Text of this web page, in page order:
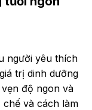
người yêu thích
trị dinh dưỡng
độ ngon và
và cách làm